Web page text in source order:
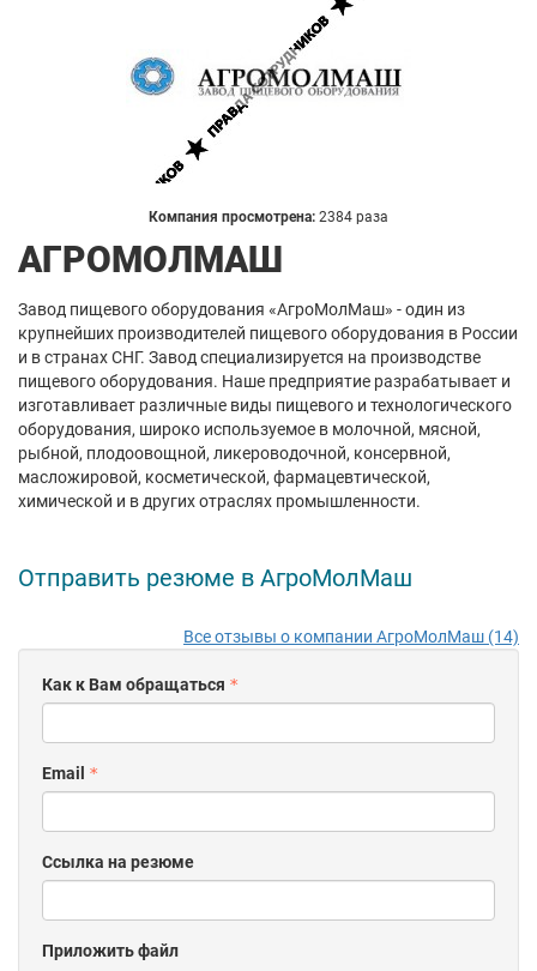
Компания просмотрена: 2384 раза
АГРОМОЛМАШ
Завод пищевого оборудования «АгроМолМаш» - один из
крупнейших производителей пищевого оборудования в России
и в странах СНГ. Завод cпециализируется на производстве
пищевого оборудования. Наше предприятие разрабатывает и
изготавливает различные виды пищевого и технологического
оборудования, широко используемое в молочной, мясной,
рыбной, плодоовощной, ликероводочной, консервной,
масложировой, косметической, фармацевтической,
химической и в других отраслях промышленности.
Отправить резюме в АгроМолМаш
Все отзывы о компании АгроМолМаш (14)
Как к Вам обращаться
Email
Ссылка на резюме
Приложить файл